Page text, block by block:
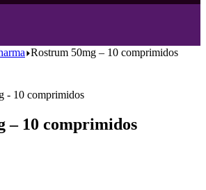
Rostrum 50mg – 10 comprimidos
– 10 comprimidos